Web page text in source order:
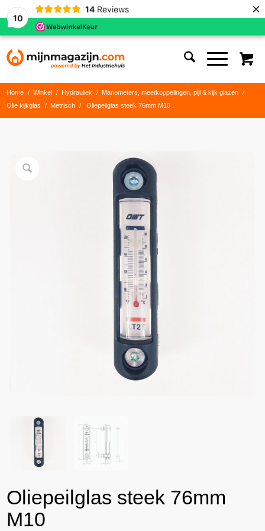
10
14 Reviews ×
Home / Winkel / Hydrauliek / Manometers, meetkoppelingen, pijl & kijk glazen
/
Olie kijkglas
/ Metrisch / Oliepeilglas steek 76mm M10
Oliepeilglas steek 76mm
M10